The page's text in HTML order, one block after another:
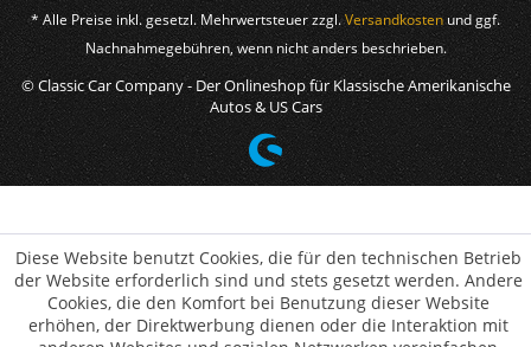
* Alle Preise inkl. gesetzl. Mehrwertsteuer zzgl.Versandkosten und ggf.
Nachnahmegebühren, wenn nicht anders beschrieben.
© Classic Car Company - Der Onlineshop für Klassische Amerikanische
Autos & US Cars
Diese Website benutzt Cookies, die für den technischen Betrieb
der Website erforderlich sind und stets gesetzt werden. Andere
Cookies, die den Komfort bei Benutzung dieser Website
erhöhen, der Direktwerbung dienen oder die Interaktion mit